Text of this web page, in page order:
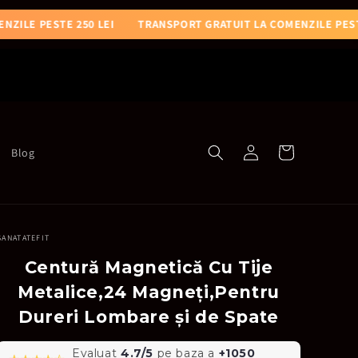
PESTE 250 LEI TRANSPORT GRATUIT LA COMENZILE
Blog
Conectați-
Coș
Centură Magnetică Cu Tije
Metalice,24 Magneți,Pentru
Dureri Lombare și de Spate
Evaluat 4.7/5 pe baza a +1050